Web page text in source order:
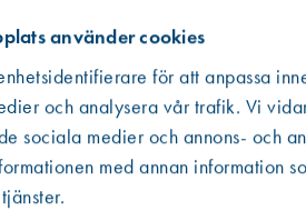
använder cookies
för att anpassa
och analysera vår trafik. Vi
sociala medier och annons- och
med annan information
Västberga
Finns i lager